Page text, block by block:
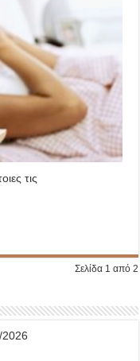
τις
Σελίδα 1 από 2